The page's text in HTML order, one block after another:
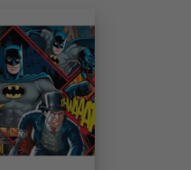
Add to
wishlist